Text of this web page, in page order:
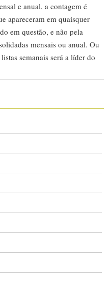
e anual, a contagem é
apareceram em quaisquer
em questão, e não pela
mensais ou anual. Ou
semanais será a líder do